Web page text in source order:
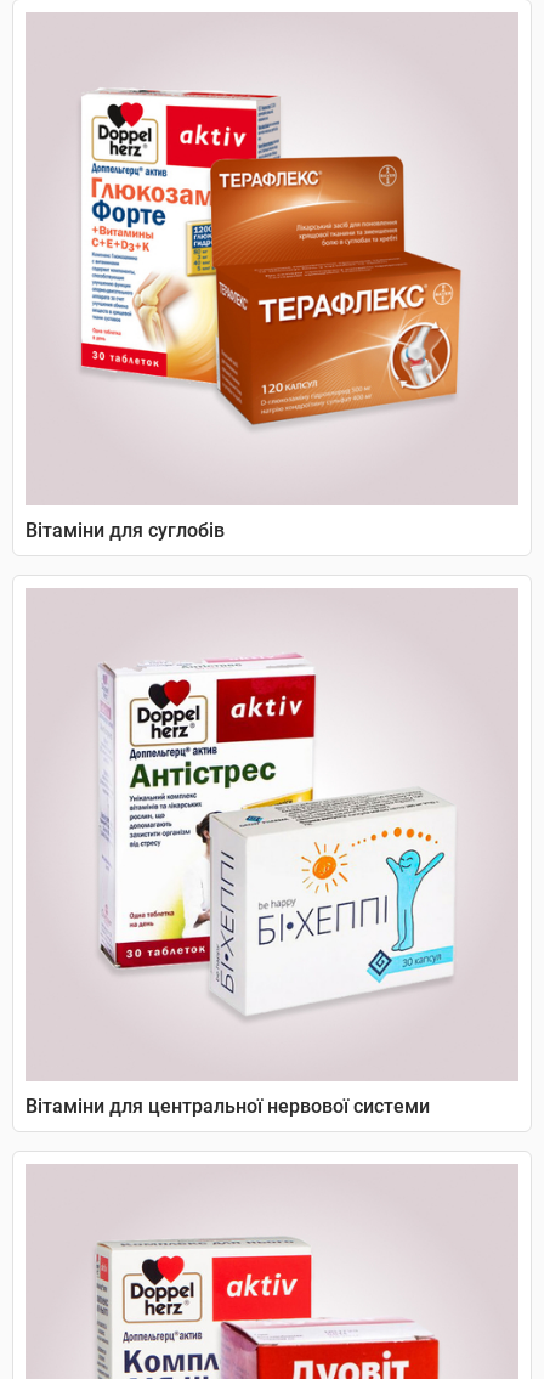
Вітаміни для суглобів
Вітаміни для центральної нервової системи